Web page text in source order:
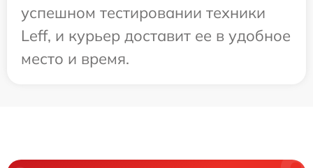
успешном тестировании техники
Leff, и курьер доставит ее в удобное
место и время.